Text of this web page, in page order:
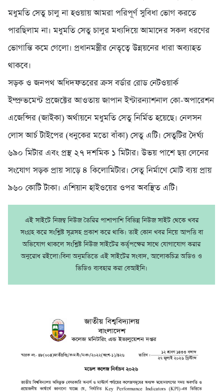
মধুমতি সেতু চালু না হওয়ায় আমরা পরিপূর্ণ সুবিধা ভোগ করতে
পারছিলাম না। মধুমতি সেতু চালুর মধ্যদিয়ে আমাদের সকল ধরণের
ভোগান্তি কমে গেলো। প্রধানমন্ত্রীর নেতৃত্বে উন্নয়নের ধারা অব্যাহত
থাকবে।
সড়ক ও জনপথ অধিদফতরের ক্রস বর্ডার রোড নেটওয়ার্ক
ইম্প্রুভমেন্ট প্রজেক্টের আওতায় জাপান ইন্টারন্যাশনাল কো-অপারেশন
এজেন্সির (জাইকা) অর্থায়নে মধুমতি সেতু নির্মিত হয়েছে। নেলসন
লোস আর্চ টাইপের (ধনুকের মতো বাঁকা) সেতু এটি। সেতুটির দৈর্ঘ্য
৬৯০ মিটার এবং প্রস্থ ২৭ দশমিক ১ মিটার। উভয় পাশে ছয় লেনের
সংযোগ সড়ক প্রায় সাড়ে ৪ কিলোমিটার। সেতু নির্মাণে মোট ব্যয় প্রায়
৯৬০ কোটি টাকা। এশিয়ান হাইওয়ের ওপর অবস্থিত এটি।
এই সাইটে নিজম্ব নিউজ তৈরির পাশাপাশি বিভিন্ন নিউজ সাইট থেকে খবর
সংগ্রহ করে সংশ্লিষ্ট সূত্রসহ প্রকাশ করে থাকি। তাই কোন খবর নিয়ে আপত্তি বা
অভিযোগ থাকলে সংশ্লিষ্ট নিউজ সাইটের কর্তৃপক্ষের সাথে যোগাযোগ করার
অনুরোধ রইলো।বিনা অনুমতিতে এই সাইটের সংবাদ, আলোকচিত্র অডিও ও
ভিডিও ব্যবহার করা বেআইনি।